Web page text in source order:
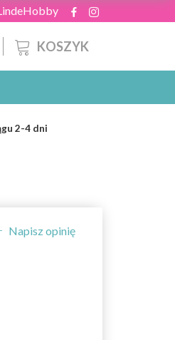
KOSZYK
2-4 dni
Napisz opinię